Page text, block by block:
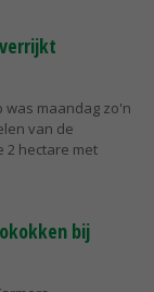
was maandag zo'n
van de
2 hectare met
bij